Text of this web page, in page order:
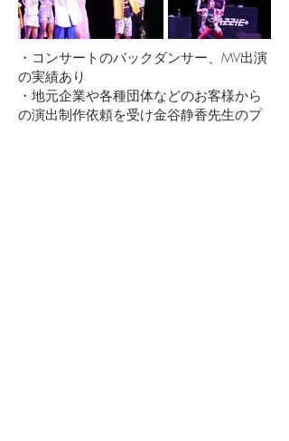
・コンサートのバックダンサー、MV出演
の実績あり
・地元企業や各種団体などのお客様から
の演出制作依頼を受け金谷静香先生のプ